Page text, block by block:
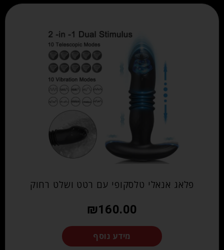
פלאג אנאלי טלסקופי עם רטט ושלט רחוק
₪160.00
מידע נוסף